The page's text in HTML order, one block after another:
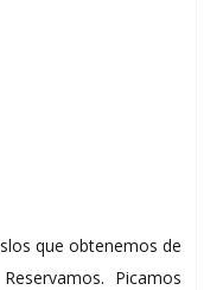
que obtenemos de
Picamos